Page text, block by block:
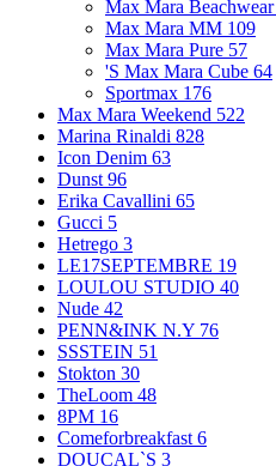
Max Mara Beachwear
Max Mara MM 109
Max Mara Pure 57
'S Max Mara Cube 64
Sportmax 176
Max Mara Weekend 522
Marina Rinaldi 828
Icon Denim 63
Dunst 96
Erika Cavallini 65
Gucci 5
Hetrego 3
LE17SEPTEMBRE 19
LOULOU STUDIO 40
Nude 42
PENN&INK N.Y 76
SSSTEIN 51
Stokton 30
TheLoom 48
8PM 16
Comeforbreakfast 6
DOUCAL`S 3